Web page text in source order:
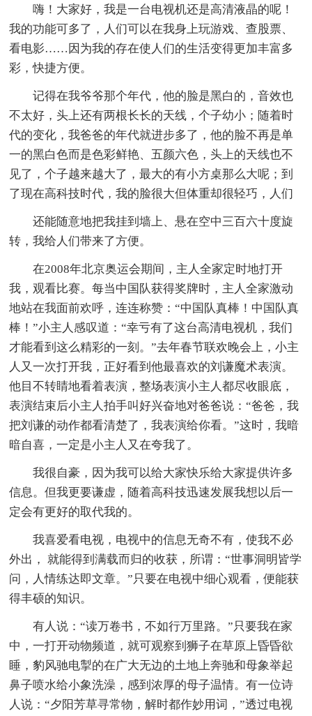
嗨！大家好，我是一台电视机还是高清液晶的呢！
我的功能可多了，人们可以在我身上玩游戏、查股票、
看电影……因为我的存在使人们的生活变得更加丰富多
彩，快捷方便。
记得在我爷爷那个年代，他的脸是黑白的，音效也
不太好，头上还有两根长长的天线，个子幼小；随着时
代的变化，我爸爸的年代就进步多了，他的脸不再是单
一的黑白色而是色彩鲜艳、五颜六色，头上的天线也不
见了，个子越来越大了，最大的有小方桌那么大呢；到
了现在高科技时代，我的脸很大但体重却很轻巧，人们
还能随意地把我挂到墙上、悬在空中三百六十度旋
转，我给人们带来了方便。
在2008年北京奥运会期间，主人全家定时地打开
我，观看比赛。每当中国队获得奖牌时，主人全家激动
地站在我面前欢呼，连连称赞：“中国队真棒！中国队真
棒！”小主人感叹道：“幸亏有了这台高清电视机，我们
才能看到这么精彩的一刻。”去年春节联欢晚会上，小主
人又一次打开我，正好看到他最喜欢的刘谦魔术表演。
他目不转睛地看着表演，整场表演小主人都尽收眼底，
表演结束后小主人拍手叫好兴奋地对爸爸说：“爸爸，我
把刘谦的动作都看清楚了，我表演给你看。”这时，我暗
暗自喜，一定是小主人又在夸我了。
我很自豪，因为我可以给大家快乐给大家提供许多
信息。但我更要谦虚，随着高科技迅速发展我想以后一
定会有更好的取代我的。
我喜爱看电视，电视中的信息无奇不有，使我不必
外出， 就能得到满载而归的收获，所谓：“世事洞明皆学
问，人情练达即文章。”只要在电视中细心观看，便能获
得丰硕的知识。
有人说：“读万卷书，不如行万里路。”只要我在家
中，一打开动物频道，就可观察到狮子在草原上昏昏欲
睡，豹风驰电掣的在广大无边的土地上奔驰和母象举起
鼻子喷水给小象洗澡，感到浓厚的母子温情。有一位诗
人说：“夕阳芳草寻常物，解时都作妙用词，”透过电视